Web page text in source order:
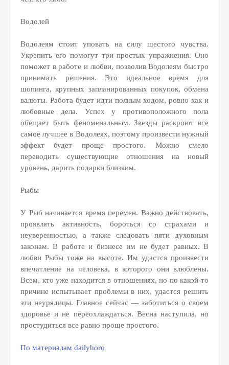
Водолей
Водолеям стоит уповать на силу шестого чувства.
Укрепить его помогут три простых упражнения. Оно
поможет в работе и любви, позволив Водолеям быстро
принимать решения. Это идеальное время для
шопинга, крупных запланированных покупок, обмена
валюты. Работа будет идти полным ходом, ровно как и
любовные дела. Успех у противоположного пола
обещает быть феноменальным. Звезды раскроют все
самое лучшее в Водолеях, поэтому произвести нужный
эффект будет проще простого. Можно смело
переводить существующие отношения на новый
уровень, дарить подарки близким.
Рыбы
У Рыб начинается время перемен. Важно действовать,
проявлять активность, бороться со страхами и
неуверенностью, а также следовать пяти духовным
законам. В работе и бизнесе им не будет равных. В
любви Рыбы тоже на высоте. Им удастся произвести
впечатление на человека, в которого они влюблены.
Всем, кто уже находится в отношениях, но по какой-то
причине испытывает проблемы в них, удастся решить
эти неурядицы. Главное сейчас — заботиться о своем
здоровье и не переохлаждаться. Весна наступила, но
простудиться все равно проще простого.
По материалам dailyhoro